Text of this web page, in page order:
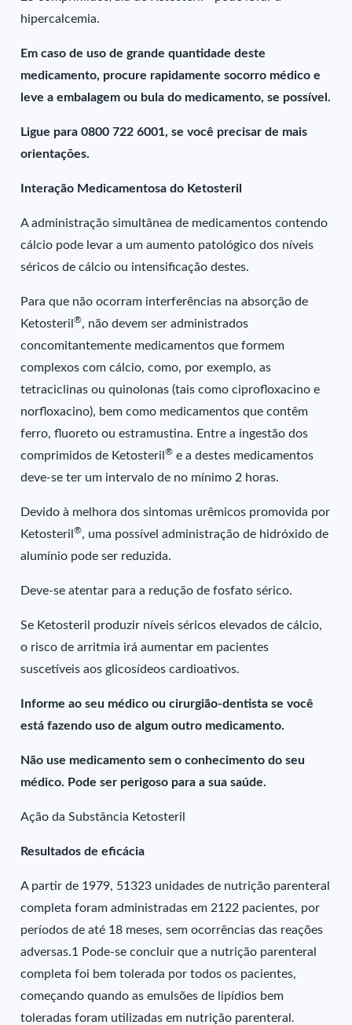
hipercalcemia.
Em caso de uso de grande quantidade deste
medicamento, procure rapidamente socorro médico e
leve a embalagem ou bula do medicamento, se possível.
Ligue para 0800 722 6001, se você precisar de mais
orientações.
Interação Medicamentosa do Ketosteril
A administração simultânea de medicamentos contendo
cálcio pode levar a um aumento patológico dos níveis
séricos de cálcio ou intensificação destes.
Para que não ocorram interferências na absorção de
Ketosteril®, não devem ser administrados
concomitantemente medicamentos que formem
complexos com cálcio, como, por exemplo, as
tetraciclinas ou quinolonas (tais como ciprofloxacino e
norfloxacino), bem como medicamentos que contêm
ferro, fluoreto ou estramustina. Entre a ingestão dos
comprimidos de Ketosteril® e a destes medicamentos
deve-se ter um intervalo de no mínimo 2 horas.
Devido à melhora dos sintomas urêmicos promovida por
Ketosteril®, uma possível administração de hidróxido de
alumínio pode ser reduzida.
Deve-se atentar para a redução de fosfato sérico.
Se Ketosteril produzir níveis séricos elevados de cálcio,
o risco de arritmia irá aumentar em pacientes
suscetíveis aos glicosídeos cardioativos.
Informe ao seu médico ou cirurgião-dentista se você
está fazendo uso de algum outro medicamento.
Não use medicamento sem o conhecimento do seu
médico. Pode ser perigoso para a sua saúde.
Ação da Substância Ketosteril
Resultados de eficácia
A partir de 1979, 51323 unidades de nutrição parenteral
completa foram administradas em 2122 pacientes, por
períodos de até 18 meses, sem ocorrências das reações
adversas.1 Pode-se concluir que a nutrição parenteral
completa foi bem tolerada por todos os pacientes,
começando quando as emulsões de lipídios bem
toleradas foram utilizadas em nutrição parenteral.